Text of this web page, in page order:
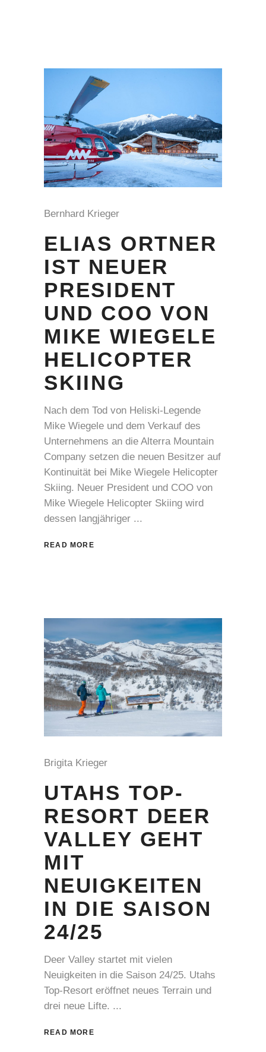
Bernhard Krieger
ELIAS ORTNER
IST NEUER
PRESIDENT
UND COO VON
MIKE WIEGELE
HELICOPTER
SKIING
Nach dem Tod von Heliski-Legende
Mike Wiegele und dem Verkauf des
Unternehmens an die Alterra Mountain
Company setzen die neuen Besitzer auf
Kontinuität bei Mike Wiegele Helicopter
Skiing. Neuer President und COO von
Mike Wiegele Helicopter Skiing wird
dessen langjähriger
READ MORE
Brigita Krieger
UTAHS TOP-
RESORT DEER
VALLEY GEHT
MIT
NEUIGKEITEN
IN DIE SAISON
24/25
Deer Valley startet mit vielen
Neuigkeiten in die Saison 24/25. Utahs
Top-Resort eröffnet neues Terrain und
drei neue Lifte.
READ MORE